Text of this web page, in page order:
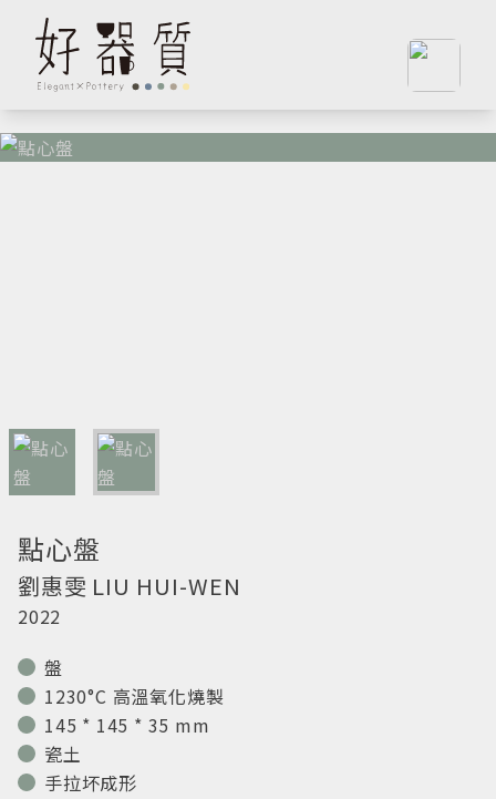
點心盤
劉惠雯 LIU HUI-WEN
2022
盤
1230°C 高溫氧化燒製
145 * 145 * 35 mm
瓷土
手拉坏成形